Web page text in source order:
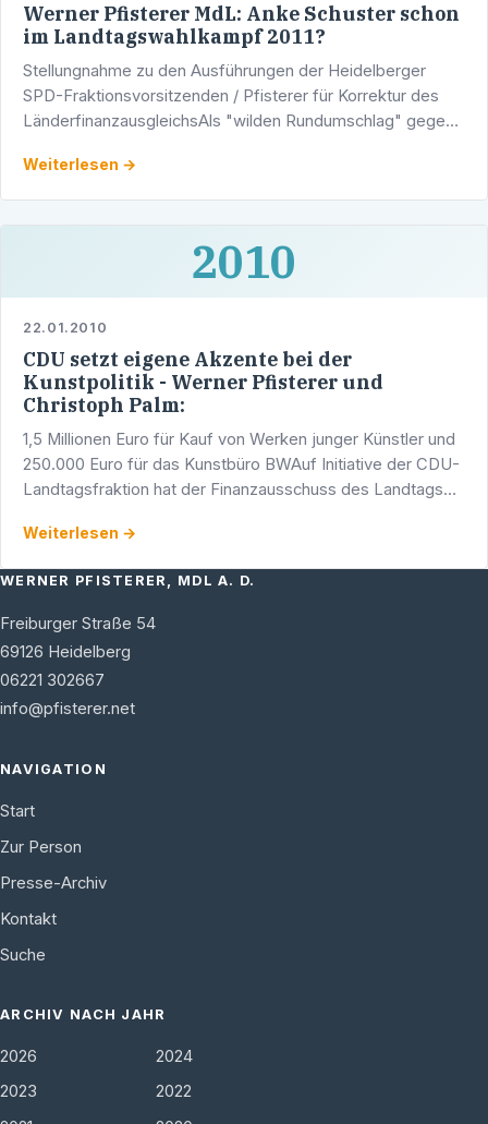
Werner Pfisterer MdL: Anke Schuster schon
im Landtagswahlkampf 2011?
Stellungnahme zu den Ausführungen der Heidelberger
SPD-Fraktionsvorsitzenden / Pfisterer für Korrektur des
LänderfinanzausgleichsAls "wilden Rundumschlag" gegen
Weiterlesen →
2010
22.01.2010
CDU setzt eigene Akzente bei der
Kunstpolitik - Werner Pfisterer und
Christoph Palm:
1,5 Millionen Euro für Kauf von Werken junger Künstler und
250.000 Euro für das Kunstbüro BWAuf Initiative der CDU-
Landtagsfraktion hat der Finanzausschuss des Landtags
Weiterlesen →
WERNER PFISTERER, MDL A. D.
Freiburger Straße 54
69126 Heidelberg
06221 302667
info@pfisterer.net
NAVIGATION
Start
Zur Person
Presse-Archiv
Kontakt
Suche
ARCHIV NACH JAHR
2026
2024
2023
2022